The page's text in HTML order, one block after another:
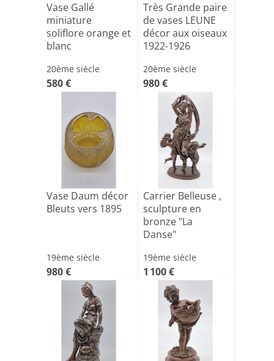
Vase Gallé
miniature
soliflore orange et
blanc
20ème siècle
580 €
Très Grande paire
de vases LEUNE
décor aux oiseaux
1922-1926
20ème siècle
980 €
Vase Daum décor
Bleuts vers 1895
19ème siècle
980 €
Carrier Belleuse ,
sculpture en
bronze "La
Danse"
19ème siècle
1 100 €